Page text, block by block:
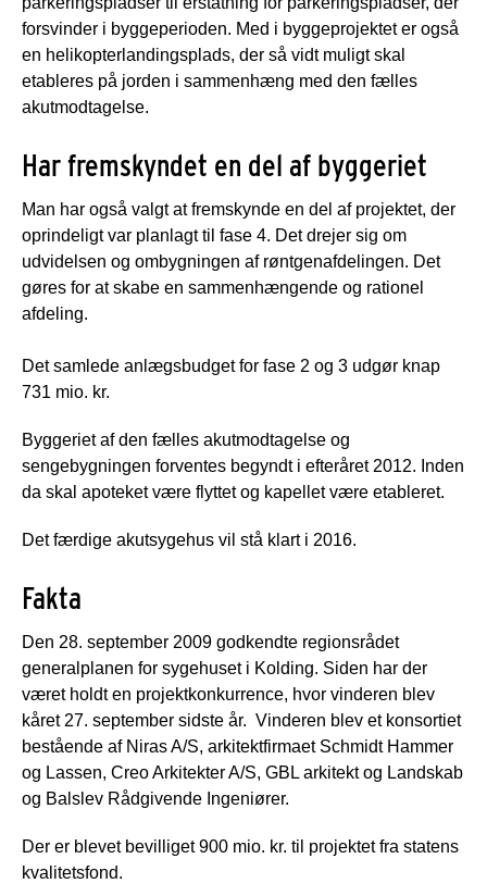
forsvinder i byggeperioden. Med i byggeprojektet er også
en helikopterlandingsplads, der så vidt muligt skal
etableres på jorden i sammenhæng med den fælles
akutmodtagelse.
Har fremskyndet en del af byggeriet
Man har også valgt at fremskynde en del af projektet, der
oprindeligt var planlagt til fase 4. Det drejer sig om
udvidelsen og ombygningen af røntgenafdelingen. Det
gøres for at skabe en sammenhængende og rationel
afdeling.
Det samlede anlægsbudget for fase 2 og 3 udgør knap
731 mio. kr.
Byggeriet af den fælles akutmodtagelse og
sengebygningen forventes begyndt i efteråret 2012. Inden
da skal apoteket være flyttet og kapellet være etableret.
Det færdige akutsygehus vil stå klart i 2016.
Fakta
Den 28. september 2009 godkendte regionsrådet
generalplanen for sygehuset i Kolding. Siden har der
været holdt en projektkonkurrence, hvor vinderen blev
kåret 27. september sidste år. Vinderen blev et konsortiet
bestående af Niras A/S, arkitektfirmaet Schmidt Hammer
og Lassen, Creo Arkitekter A/S, GBL arkitekt og Landskab
og Balslev Rådgivende Ingeniører.
Der er blevet bevilliget 900 mio. kr. til projektet fra statens
kvalitetsfond.